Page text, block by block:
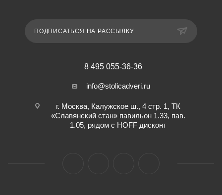
ПОДПИСАТЬСЯ НА РАССЫЛКУ
8 495 055-36-36
info@stolicadveri.ru
г. Москва, Калужское ш., 4 стр. 1, ТК
«Славянский стан» павильон 1.33, пав.
1.05, рядом с HOFF дисконт